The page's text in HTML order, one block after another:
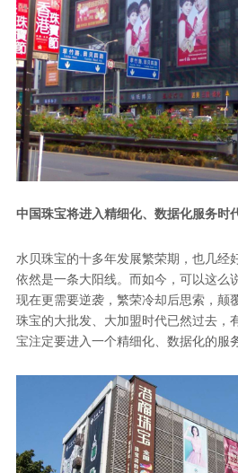
中国珠宝将进入精细化、数据化服务时
水贝珠宝的十多年发展繁荣期，也几经
依然是一条大阳线。而如今，可以这么
现在更需要逆袭，繁荣冷却后思索，颠
珠宝的大批发、大加盟时代已然过去，
宝注定要进入一个精细化、数据化的服